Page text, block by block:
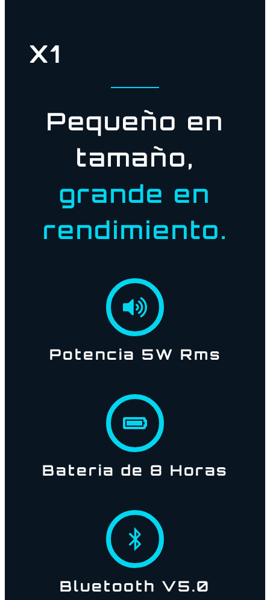
X1
Pequeño en
tamaño,
grande en
rendimiento.
Potencia 5W Rms
Bateria de 8 Horas
Bluetooth V5.0